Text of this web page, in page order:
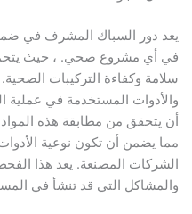
يعد دور السباك المشرف في
في أي مشروع صحي. ، حيث
سلامة وكفاءة التركيبات
والأدوات المستخدمة في
أن يتحقق من مطابقة هذه
مما يضمن أن تكون نوعية
الشركات المصنعة. يعد هذا
والمشاكل التي قد تنشأ في